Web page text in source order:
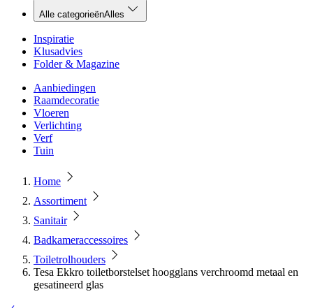
Alle categorieënAlles
Inspiratie
Klusadvies
Folder & Magazine
Aanbiedingen
Raamdecoratie
Vloeren
Verlichting
Verf
Tuin
Home
Assortiment
Sanitair
Badkameraccessoires
Toiletrolhouders
Tesa Ekkro toiletborstelset hoogglans verchroomd metaal en
gesatineerd glas